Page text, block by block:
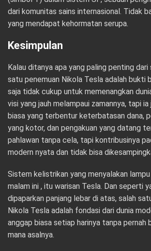
dari komunitas sains internasional. Tidak
yang mendapat kehormatan serupa.
Kesimpulan
Kalau ditanya apa yang paling penting dari
satu penemuan Nikola Tesla adalah bukti
saja tidak cukup untuk memenangkan
visi yang jauh melampaui zamannya, tapi ia
biasa yang terbentur keterbatasan dana,
yang kotor, dan pengakuan yang datang
pahlawan tanpa cela, tapi kontribusinya
modern nyata dan tidak bisa
Sistem kelistrikan yang menyalakan
malam ini , itu warisan Tesla. Dan seperti
dipaparkan panjang lebar di atas, salah
Nikola Tesla adalah fondasi dari dunia
anggap biasa setiap harinya tanpa pernah
mana asalnya.